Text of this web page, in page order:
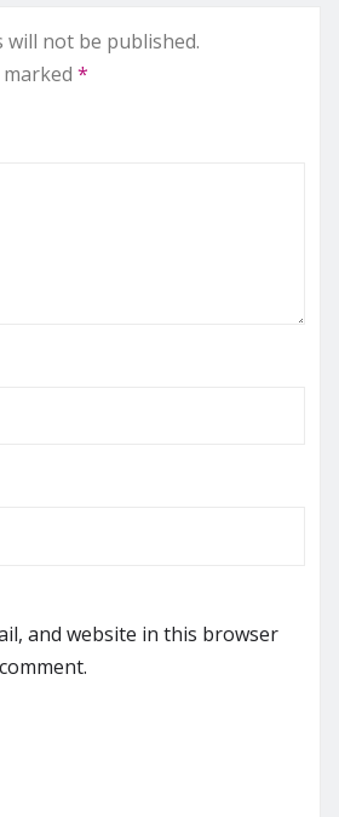
will not be published.
*
and website in this browser